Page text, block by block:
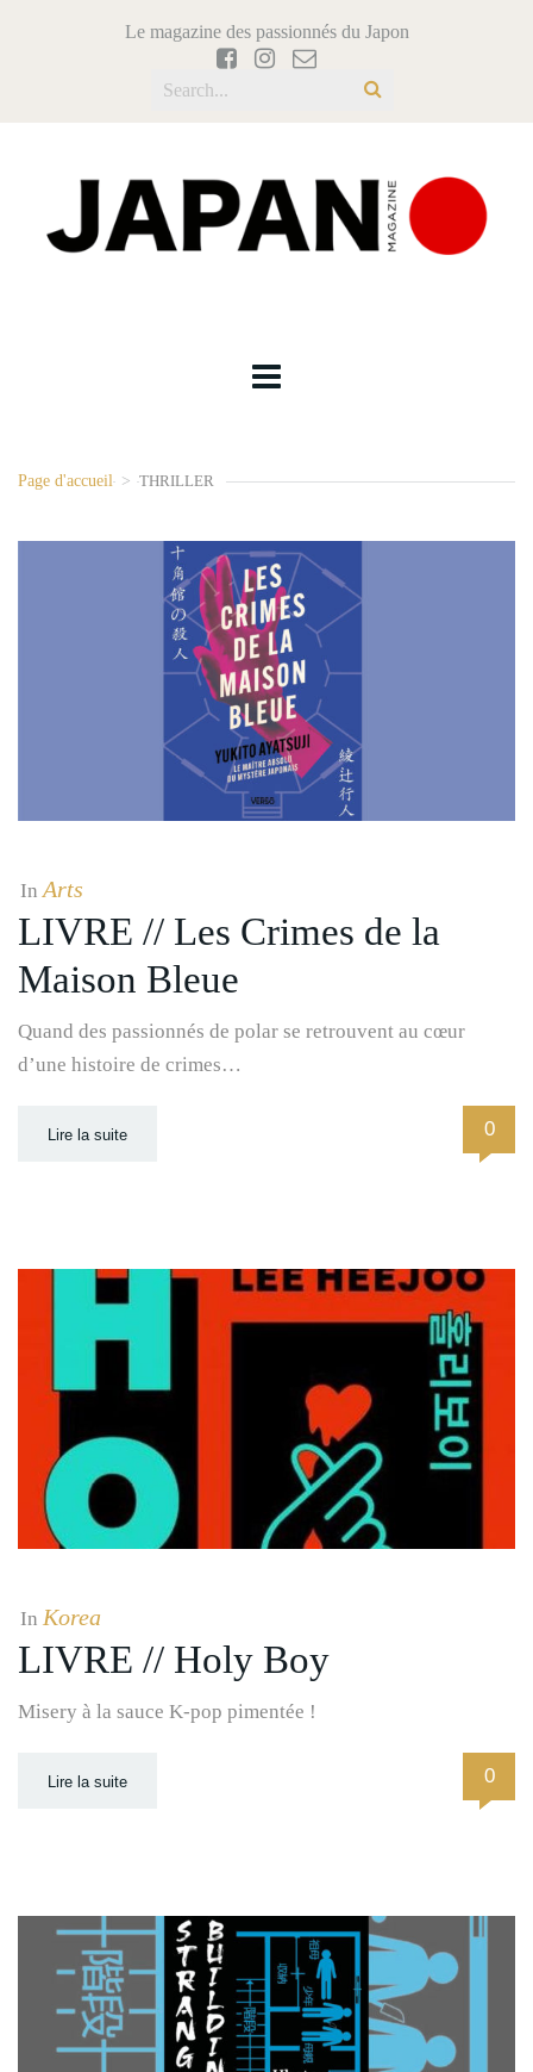
Le magazine des passionnés du Japon
Page d'accueil > THRILLER
InArts
LIVRE // Les Crimes de la
Maison Bleue
Quand des passionnés de polar se retrouvent au cœur
d’une histoire de crimes…
Lire la suite 0
In Korea
LIVRE // Holy Boy
Misery à la sauce K-pop pimentée !
Lire la suite 0